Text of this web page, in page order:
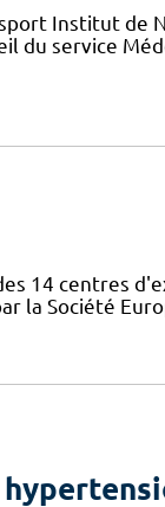
Institut de
du service
14 centres
la Société